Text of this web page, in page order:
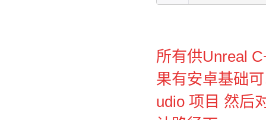
所有供Unreal
果有安卓基础
udio 项目 然后